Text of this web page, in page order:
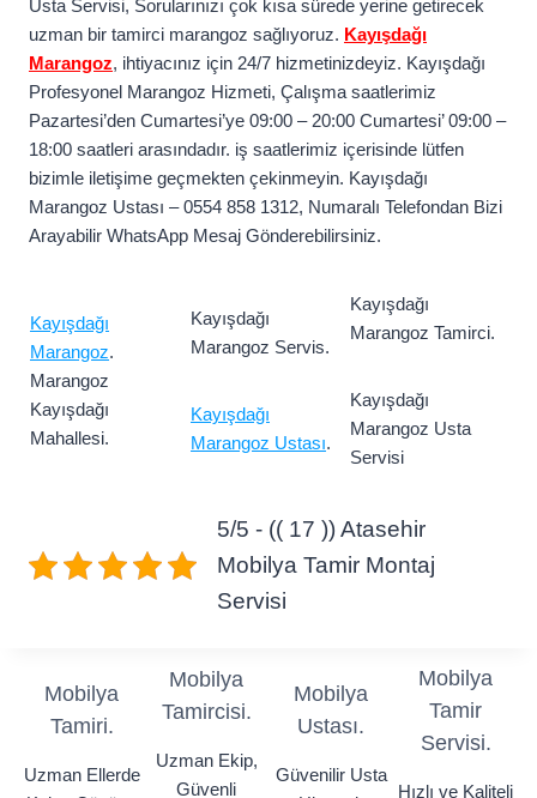
Usta Servisi, Sorularınızı çok kısa sürede yerine getirecek
uzman bir tamirci marangoz sağlıyoruz. Kayışdağı
Marangoz, ihtiyacınız için 24/7 hizmetinizdeyiz. Kayışdağı
Profesyonel Marangoz Hizmeti, Çalışma saatlerimiz
Pazartesi’den Cumartesi’ye 09:00 – 20:00 Cumartesi’ 09:00 –
18:00 saatleri arasındadır. iş saatlerimiz içerisinde lütfen
bizimle iletişime geçmekten çekinmeyin. Kayışdağı
Marangoz Ustası – 0554 858 1312, Numaralı Telefondan Bizi
Arayabilir WhatsApp Mesaj Gönderebilirsiniz.
Kayışdağı
Marangoz.
Marangoz
Kayışdağı
Mahallesi.
Kayışdağı
Marangoz Servis.
Kayışdağı
Marangoz Ustası.
Kayışdağı
Marangoz Tamirci.
Kayışdağı
Marangoz Usta
Servisi
5/5 - (( 17 )) Atasehir
Mobilya Tamir Montaj
Servisi
Mobilya
Tamiri.
Uzman Ellerde
Mobilya
Tamircisi.
Uzman Ekip,
Güvenli
Mobilya
Ustası.
Güvenilir Usta
Mobilya
Tamir
Servisi.
Hızlı ve Kaliteli